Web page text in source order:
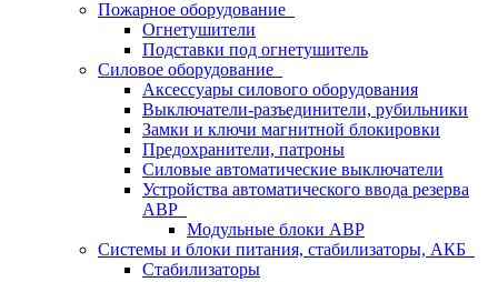
Пожарное оборудование
Огнетушители
Подставки под огнетушитель
Силовое оборудование
Аксессуары силового оборудования
Выключатели-разъединители, рубильники
Замки и ключи магнитной блокировки
Предохранители, патроны
Силовые автоматические выключатели
Устройства автоматического ввода резерва
АВР
Модульные блоки АВР
Системы и блоки питания, стабилизаторы, АКБ
Стабилизаторы